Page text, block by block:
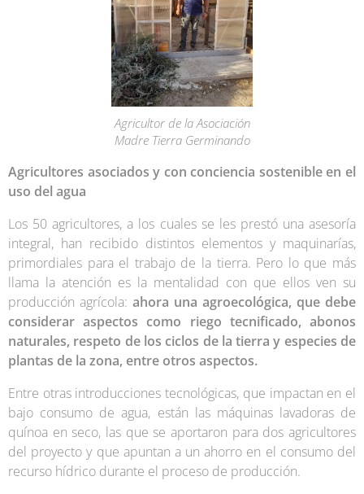
Agricultor de la Asociación
Madre Tierra Germinando
Agricultores asociados y con conciencia sostenible en el
uso del agua
Los 50 agricultores, a los cuales se les prestó una asesoría
integral, han recibido distintos elementos y maquinarías,
primordiales para el trabajo de la tierra. Pero lo que más
llama la atención es la mentalidad con que ellos ven su
producción agrícola: ahora una agroecológica, que debe
considerar aspectos como riego tecnificado, abonos
naturales, respeto de los ciclos de la tierra y especies de
plantas de la zona, entre otros aspectos.
Entre otras introducciones tecnológicas, que impactan en el
bajo consumo de agua, están las máquinas lavadoras de
quínoa en seco, las que se aportaron para dos agricultores
del proyecto y que apuntan a un ahorro en el consumo del
recurso hídrico durante el proceso de producción.